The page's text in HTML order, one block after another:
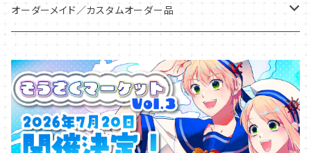
アンブレラ/ボトルマーカー
アクリルジオラマ
アクリルスタンド
信号・標識
仕業札・識別札
鉄道標記
全国
関東
甲信越
オーダーメイド／カスタムオーダー品
アクリルチャーム